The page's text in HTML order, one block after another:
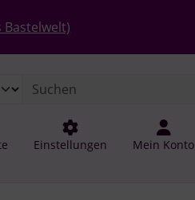
Bastelwelt)
Einstellungen Mein Konto